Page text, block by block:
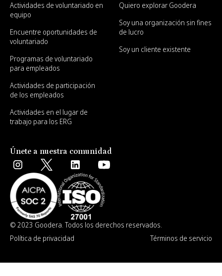
Actividades de voluntariado en
equipo
Encuentre oportunidades de
voluntariado
Programas de voluntariado
para empleados
Actividades de participación
de los empleados
Actividades en el lugar de
trabajo para los ERG
Quiero explorar Goodera
Soy una organización sin fines
de lucro
Soy un cliente existente
Únete a nuestra comunidad
© 2023 Goodera. Todos los derechos reservados.
Política de privacidad
Términos de servicio